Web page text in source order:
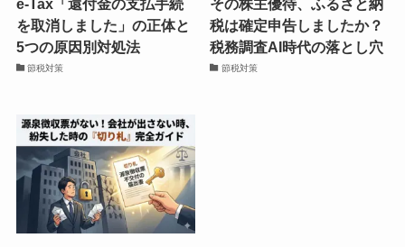
e-Tax「還付金の支払手続
を取消しました」の正体と
5つの原因別対処法
節税対策
その株主優待、ふるさと納
税は確定申告しましたか？
税務調査AI時代の落とし穴
節税対策